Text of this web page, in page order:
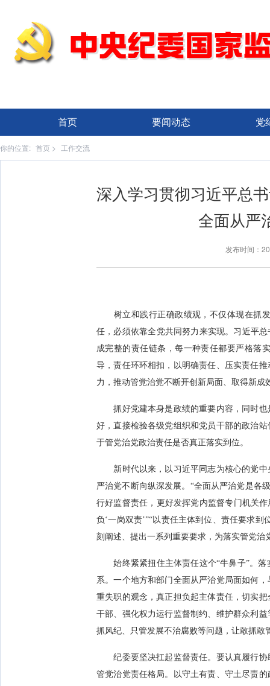
首页 要闻动态 党
你的位置: 首页 > 工作交流
深入学习贯彻习近平总
全面从严
发布时间：
树立和践行正确政绩观，不仅体现在抓发
任，必须依靠全党共同努力来实现。习近平
成完整的责任链条，每一种责任都要严格落
导，责任环环相扣，以明确责任、压实责任
力，推动管党治党不断开创新局面、取得新成
抓好党建本身是政绩的重要内容，同时也
好，直接检验各级党组织和党员干部的政治
于管党治党政治责任是否真正落实到位。
新时代以来，以习近平同志为核心的党中
严治党不断向纵深发展。“全面从严治党是各
行好监督责任，更好发挥党内监督专门机关
负‘一岗双责’”“以责任主体到位、责任要求
刻阐述、提出一系列重要要求，为落实管党治
始终紧紧扭住主体责任这个“牛鼻子”。落
系。一个地方和部门全面从严治党局面如何
重失职的观念，真正担负起主体责任，切实
干部、强化权力运行监督制约、维护群众利
抓风纪、只管发展不治腐败等问题，让敢抓敢
纪委要坚决扛起监督责任。要认真履行协
管党治党责任格局。以守土有责、守土尽责